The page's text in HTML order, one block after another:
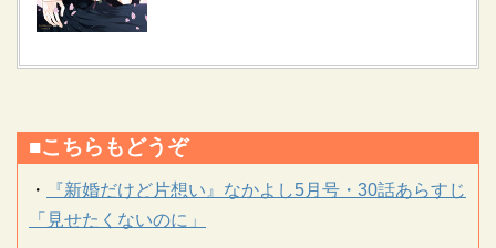
■こちらもどうぞ
・
『新婚だけど片想い』なかよし5月号・30話あらすじ
「見せたくないのに」